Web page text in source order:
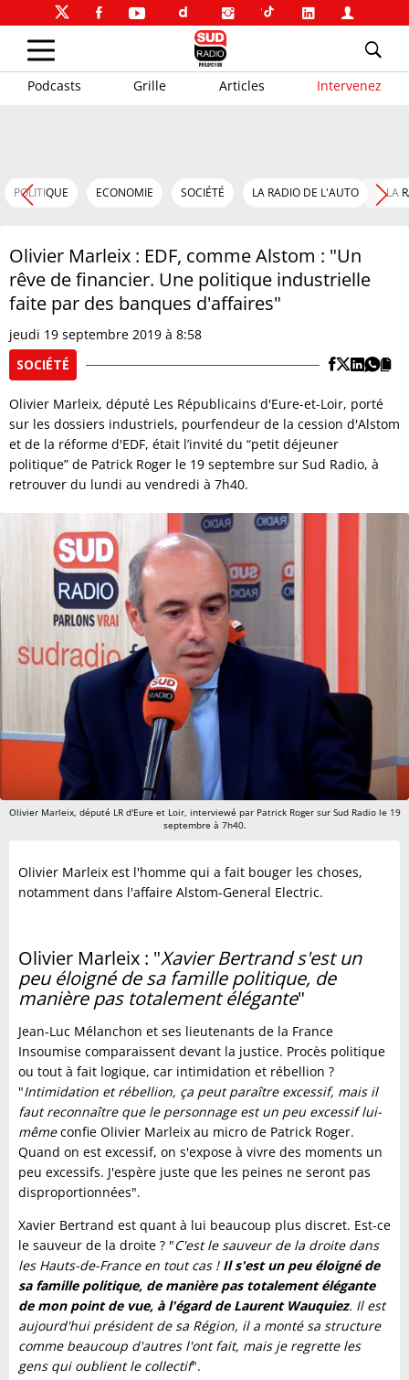
Podcasts Grille Articles Intervenez
POLITIQUE ECONOMIE SOCIÉTÉ LA RADIO DE L'AUTO LA
Olivier Marleix : EDF, comme Alstom : "Un
rêve de financier. Une politique industrielle
faite par des banques d'affaires"
jeudi 19 septembre 2019 à 8:58
SOCIÉTÉ
Olivier Marleix, député Les Républicains d'Eure-et-Loir, porté
sur les dossiers industriels, pourfendeur de la cession d'Alstom
et de la réforme d'EDF, était l’invité du “petit déjeuner
politique” de Patrick Roger le 19 septembre sur Sud Radio, à
retrouver du lundi au vendredi à 7h40.
Olivier Marleix, député LR d'Eure et Loir, interviewé par Patrick Roger sur Sud Radio le 19
septembre à 7h40.
Olivier Marleix est l'homme qui a fait bouger les choses,
notamment dans l'affaire Alstom-General Electric.
Olivier Marleix : "Xavier Bertrand s'est un
peu éloigné de sa famille politique, de
manière pas totalement élégante"
Jean-Luc Mélanchon et ses lieutenants de la France
Insoumise comparaissent devant la justice. Procès politique
ou tout à fait logique, car intimidation et rébellion ?
"Intimidation et rébellion, ça peut paraître excessif, mais il
faut reconnaître que le personnage est un peu excessif lui-
mêmeconfie Olivier Marleix au micro de Patrick Roger.
Quand on est excessif, on s'expose à vivre des moments un
peu excessifs. J'espère juste que les peines ne seront pas
disproportionnées".
Xavier Bertrand est quant à lui beaucoup plus discret. Est-ce
le sauveur de la droite ? "C'est le sauveur de la droite dans
les Hauts-de-France en tout cas !Il s'est un peu éloigné de
sa famille politique, de manière pas totalement élégante
de mon point de vue, à l'égard de Laurent Wauquiez. Il est
aujourd'hui président de sa Région, il a monté sa structure
comme beaucoup d'autres l'ont fait, mais je regrette les
gens qui oublient le collectif".